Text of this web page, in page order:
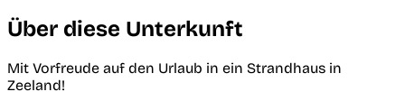
Über diese Unterkunft
Mit Vorfreude auf den Urlaub in ein Strandhaus in
Zeeland!